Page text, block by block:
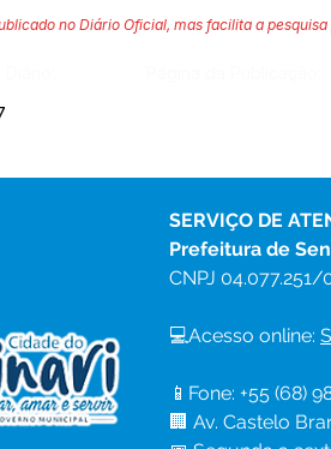
no Diário Oficial, mas facilita a
SERVIÇO DE
Prefeitura de
CNPJ 04.077.251/
💻Acesso online:
📱Fone: +55 (68)
🏢 Av. Castelo